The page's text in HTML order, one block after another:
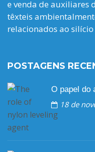
e venda de auxiliares
têxteis
relacionados ao
POSTAGENS
O papel do
18 de